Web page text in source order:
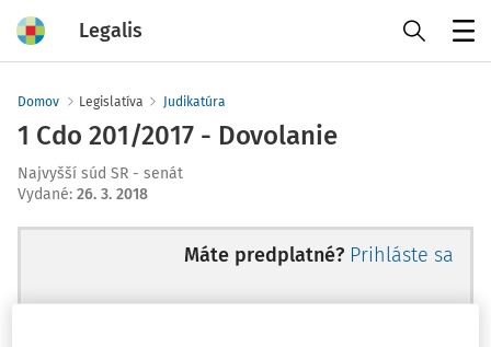
Legalis
Domov Legislatíva Judikatúra
1 Cdo 201/2017 - Dovolanie
Najvyšší súd SR - senát
Vydané: 26. 3. 2018
Máte predplatné? Prihláste sa